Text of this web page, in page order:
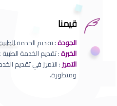
قيمنا
الجودة: تقديم الخدمة
الخبرة: تقديم الخدمة
التميز: التميز في تقديم
ومتطورة.